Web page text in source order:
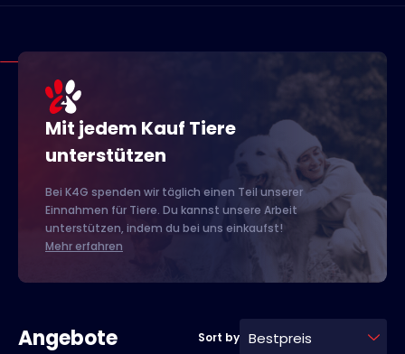
Mit jedem Kauf Tiere
unterstützen
Bei K4G spenden wir täglich einen Teil unserer
Einnahmen für Tiere. Du kannst unsere Arbeit
unterstützen, indem du bei uns einkaufst!
Mehr erfahren
Angebote Sort by Bestpreis